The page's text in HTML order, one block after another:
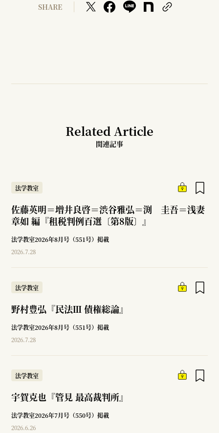
SHARE
Related Article
関連記事
法学教室
佐藤英明＝増井良啓＝渋谷雅弘＝渕 圭吾＝浅妻
章如 編『租税判例百選〔第8版〕』
法学教室2026年8月号（551号）掲載
2026.7.28
法学教室
野村豊弘『民法Ⅲ 債権総論』
法学教室2026年8月号（551号）掲載
2026.7.28
法学教室
宇賀克也『管見 最高裁判所』
法学教室2026年7月号（550号）掲載
2026.6.26